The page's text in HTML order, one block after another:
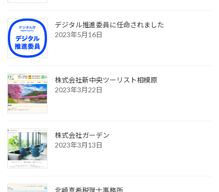
デジタル推進委員に任命されました
2023年5月16日
株式会社新中央ツーリスト相模原
2023年3月22日
株式会社ガーデン
2023年3月13日